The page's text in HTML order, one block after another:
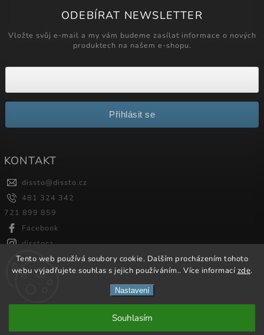
Tento web používá soubory cookie. Dalším procházením tohoto
webu vyjadřujete souhlas s jejich používáním.. Více informacízde.
Nastavení
Souhlasím
ODEBÍRAT NEWSLETTER
Vložte svůj e-mail a my vám budeme zasílat informace o nových
produktech na našem e-shopu.
Přihlásit se
KONTAKT
dissto@dissto.cz
481 324 342
721 899 859
Facebook
disstocz
Shoptet| Design